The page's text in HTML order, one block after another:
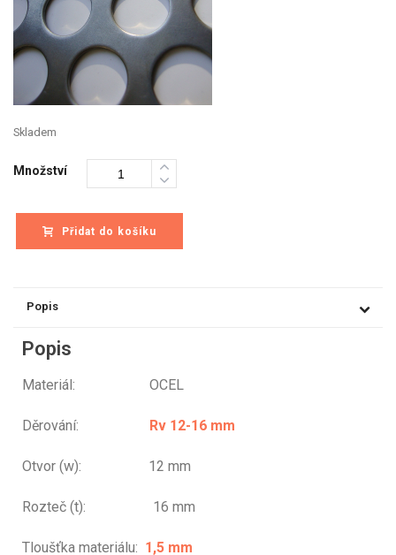
Skladem
Množství
Přidat do košíku
Popis
Popis
Materiál: OCEL
Děrování: Rv 12-16 mm
Otvor (w): 12 mm
Rozteč (t): 16 mm
Tloušťka materiálu: 1,5 mm